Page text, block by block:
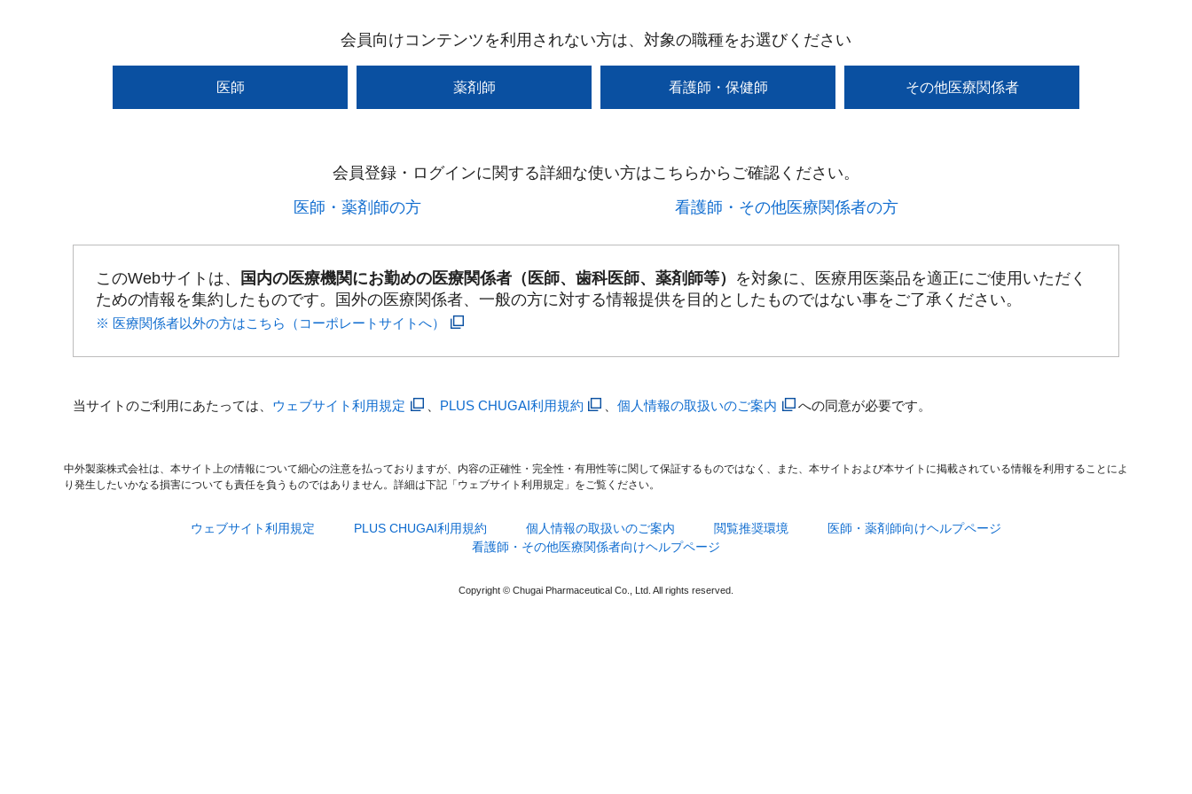
会員向けコンテンツを利用されない方は、対象の職種をお選びください
医師 薬剤師 看護師・保健師 その他医療関係者
会員登録・ログインに関する詳細な使い方はこちらからご確認ください。​
医師・薬剤師の方​
看護師・その他医療関係者の方​
このWebサイトは、 国内の医療機関にお勤めの医療関係者（医師、歯科医師、薬剤師等） を対象に、医療用医薬品を適正にご使用いただく
ための情報を集約したものです。国外の医療関係者、一般の方に対する情報提供を目的としたものではない事をご了承ください。
※ 医療関係者以外の方はこちら（コーポレートサイトへ）
当サイトのご利用にあたっては、 ウェブサイト利用規定 PLUS CHUGAI利用規約 、個人情報の取扱いのご案内 への同意が必要です。
中外製薬株式会社は、本サイト上の情報について細心の注意を払っておりますが、内容の正確性・完全性・有用性等に関して保証するものではなく、また、本サイトおよび本サイトに掲載されている情報を利用することによ
り発生したいかなる損害についても責任を負うものではありません。詳細は下記「ウェブサイト利用規定」をご覧ください。
ウェブサイト利用規定 PLUS CHUGAI利用規約 個人情報の取扱いのご案内 閲覧推奨環境
医師・薬剤師向けヘルプページ
看護師・その他医療関係者向けヘルプページ
Copyright © Chugai Pharmaceutical Co., Ltd. All rights reserved.